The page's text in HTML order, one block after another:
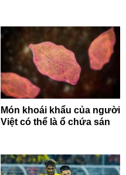
Món khoái khẩu của người
Việt có thể là ổ chứa sán